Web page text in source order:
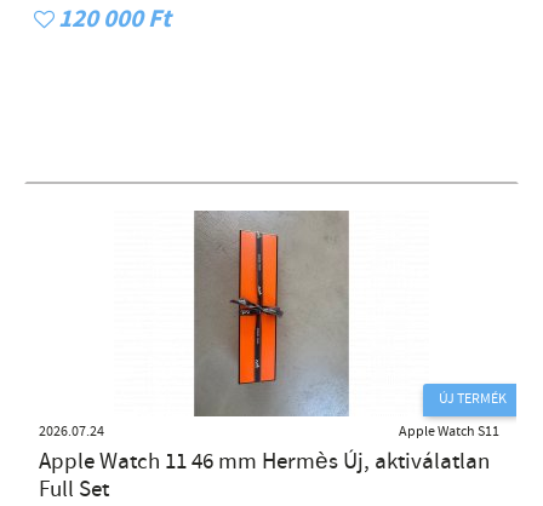
120 000 Ft
ÚJ TERMÉK
2026.07.24
Apple Watch S11
Apple Watch 11 46 mm Hermès Új, aktiválatlan
Full Set